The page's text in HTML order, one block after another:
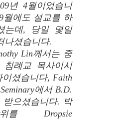
년 4월이었습니
월에도 설교를 하
는데, 당일 몇일
나셨습니다.
Lin께서는 중
침례교 목사이시
셨습니다, Faith
에서 B.D.
받으셨습니다. 박
를 Dropsie